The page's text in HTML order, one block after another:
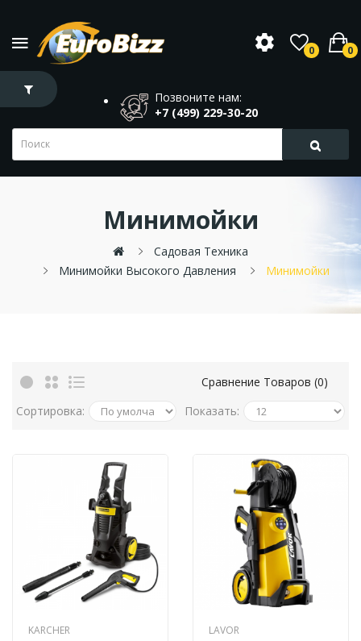
0 0
Позвоните нам:
+7 (499) 229-30-20
Минимойки
Садовая Техника
Минимойки Высокого Давления
Минимойки
Сравнение Товаров (0)
Сортировка:
Показать:
KARCHER LAVOR